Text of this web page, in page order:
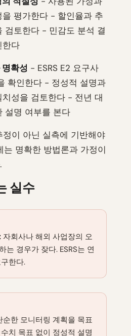
평가한다 - 할인율과 추
검토한다 - 민감도 분석 결
한다
확성 - ESRS E2 요구사
확인한다 - 정성적 설명과
성을 검토한다 - 전년 대
설명 여부를 본다
정이 아닌 실측에 기반해야
는 명확한 방법론과 가정이
실수
자회사나 해외 사업장의 오
는 경우가 잦다. ESRS는 연
한다.
순한 모니터링 계획을 목표
치 목표 없이 정성적 설명